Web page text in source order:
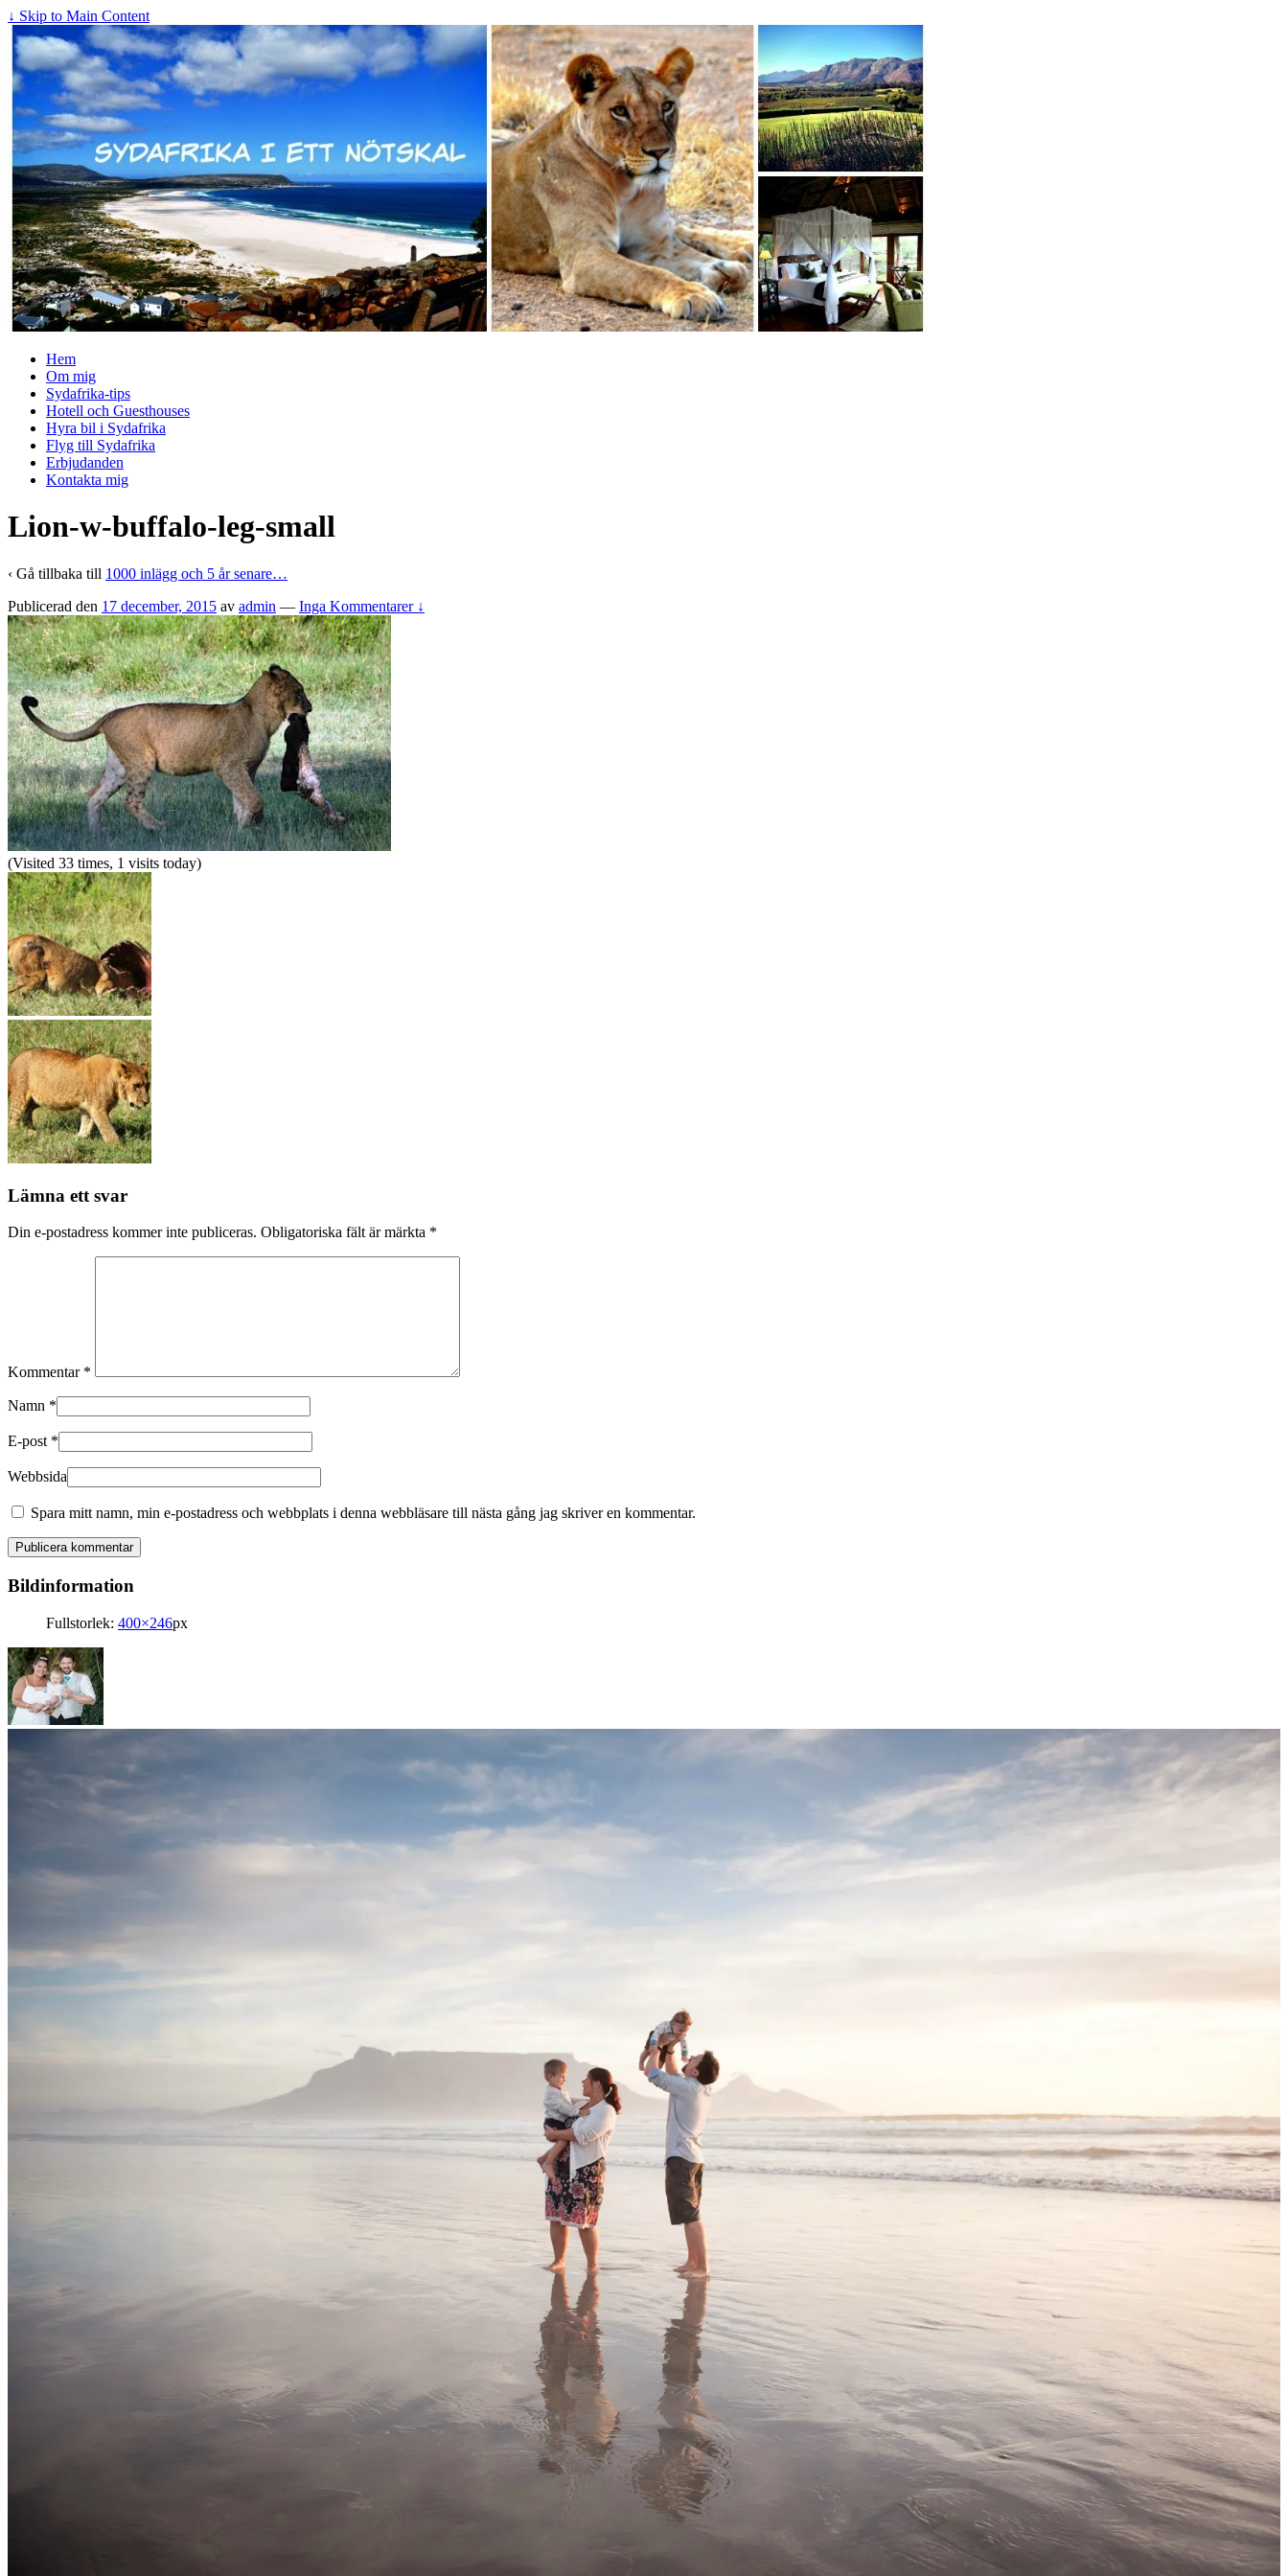
↓ Skip to Main Content
Hem
Om mig
Sydafrika-tips
Hotell och Guesthouses
Hyra bil i Sydafrika
Flyg till Sydafrika
Erbjudanden
Kontakta mig
Lion-w-buffalo-leg-small
‹ Gå tillbaka till 1000 inlägg och 5 år senare…
Publicerad den 17 december, 2015 av admin — Inga Kommentarer ↓
(Visited 33 times, 1 visits today)
Lämna ett svar
Din e-postadress kommer inte publiceras. Obligatoriska fält är märkta *
Kommentar *
Namn *
E-post *
Webbsida
Spara mitt namn, min e-postadress och webbplats i denna webbläsare till nästa gång jag skriver en kommentar.
Bildinformation
Fullstorlek: 400×246px